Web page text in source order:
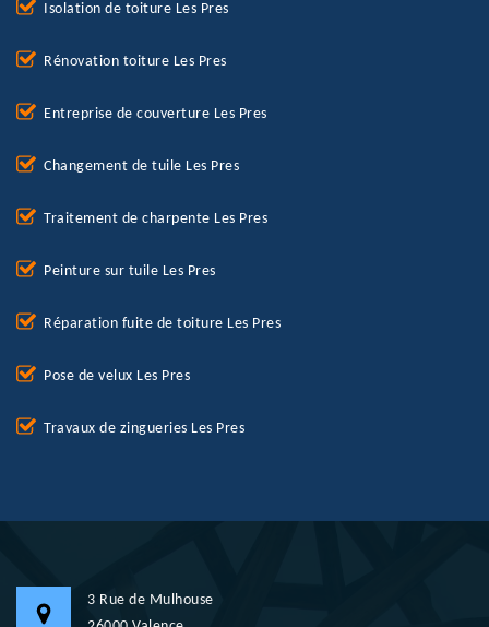
Isolation de toiture Les Pres
Rénovation toiture Les Pres
Entreprise de couverture Les Pres
Changement de tuile Les Pres
Traitement de charpente Les Pres
Peinture sur tuile Les Pres
Réparation fuite de toiture Les Pres
Pose de velux Les Pres
Travaux de zingueries Les Pres
3 Rue de Mulhouse